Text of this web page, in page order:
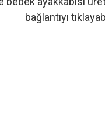
bağlantıyı